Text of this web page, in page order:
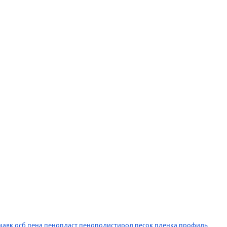
осб пена пенопласт пенополистирол песок пленка профиль